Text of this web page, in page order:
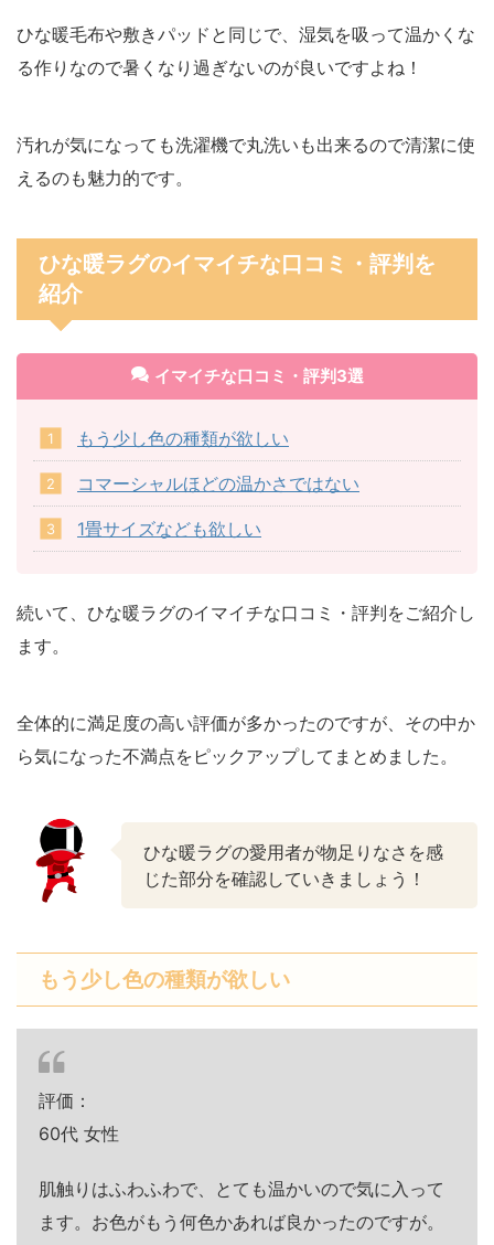
ひな暖毛布や敷きパッドと同じで、湿気を吸って温かくな
る作りなので暑くなり過ぎないのが良いですよね！
汚れが気になっても洗濯機で丸洗いも出来るので清潔に使
えるのも魅力的です。
ひな暖ラグのイマイチな口コミ・評判を
紹介
イマイチな口コミ・評判3選
もう少し色の種類が欲しい
コマーシャルほどの温かさではない
1畳サイズなども欲しい
続いて、ひな暖ラグのイマイチな口コミ・評判をご紹介し
ます。
全体的に満足度の高い評価が多かったのですが、その中か
ら気になった不満点をピックアップしてまとめました。
ひな暖ラグの愛用者が物足りなさを感
じた部分を確認していきましょう！
もう少し色の種類が欲しい
評価：
60代 女性
肌触りはふわふわで、とても温かいので気に入って
ます。お色がもう何色かあれば良かったのですが。